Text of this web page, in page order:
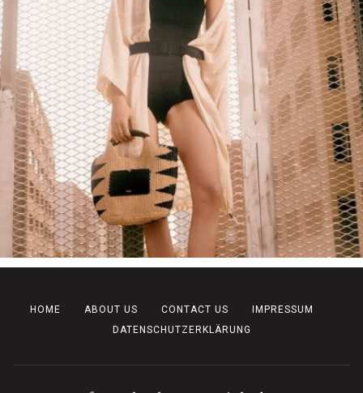
HOME ABOUT US CONTACT US
IMPRESSUM
DATENSCHUTZERKLÄRUNG